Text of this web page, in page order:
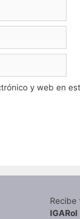
y web en
Recibe
IGARol